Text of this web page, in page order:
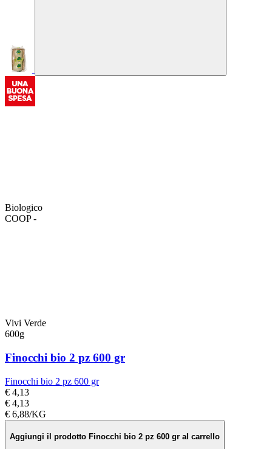
Biologico
COOP -
Vivi Verde
600g
Finocchi bio 2 pz 600 gr
Finocchi bio 2 pz 600 gr
€ 4,13
€ 4,13
€ 6,88/KG
Aggiungi il prodotto Finocchi bio 2 pz 600 gr al carrello